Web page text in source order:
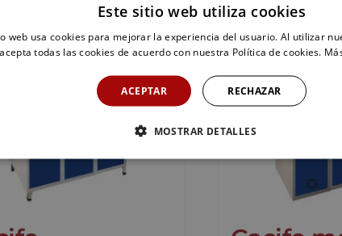
Este sitio web utiliza cookies
web usa cookies para mejorar la experiencia del usuario. Al utilizar
acepta todas las cookies de acuerdo con nuestra Política de cookies.
ACEPTAR RECHAZAR
MOSTRAR DETALLES